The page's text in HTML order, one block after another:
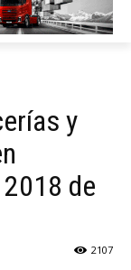
y
de
2107